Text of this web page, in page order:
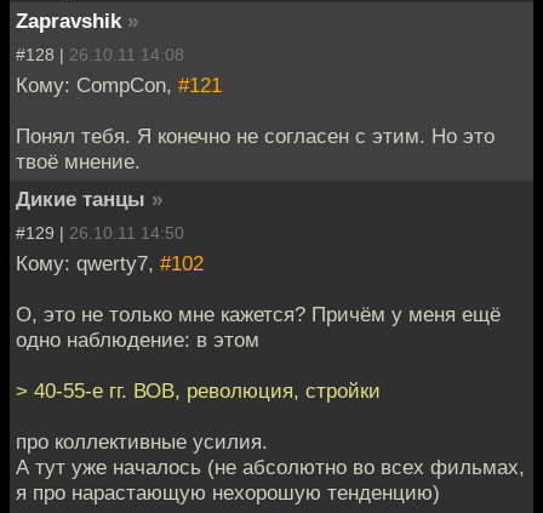
Zapravshik »
#128 | 26.10.11 14:08
Кому: CompCon, #121
Понял тебя. Я конечно не согласен с этим. Но это
твоё мнение.
Дикие танцы »
#129 | 26.10.11 14:50
Кому: qwerty7, #102
О, это не только мне кажется? Причём у меня ещё
одно наблюдение: в этом
> 40-55-е гг. ВОВ, революция, стройки
про коллективные усилия.
А тут уже началось (не абсолютно во всех фильмах,
я про нарастающую нехорошую тенденцию)